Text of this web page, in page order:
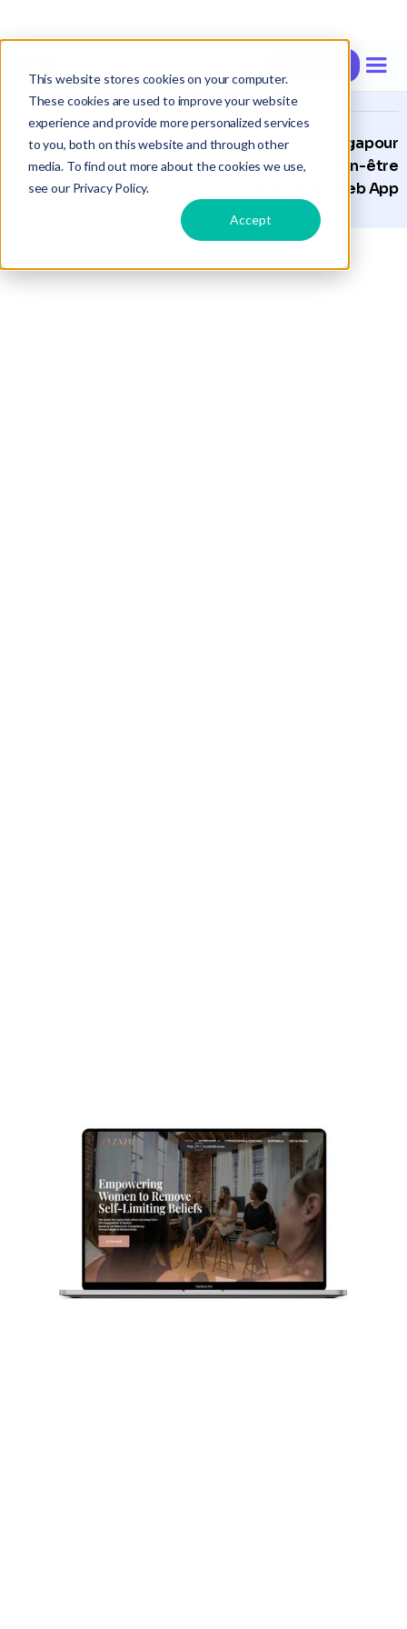
This website stores cookies on your computer.
These cookies are used to improve your website
experience and provide more personalized services
to you, both on this website and through other
media. To find out more about the cookies we use,
see our Privacy Policy.
Accept
Étude de cas |Zazazu
PAYS :
Singapour
SECTEUR D'ACTIVITÉ :
Bien-être
Web App